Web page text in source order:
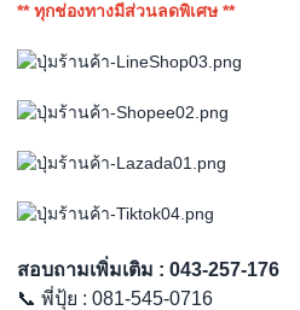
** ทุกช่องทางมีส่วนลดพิเศษ **
สอบถามเพิ่มเติม : 043-257-176
📞 พี่ปุ้ย : 081-545-0716